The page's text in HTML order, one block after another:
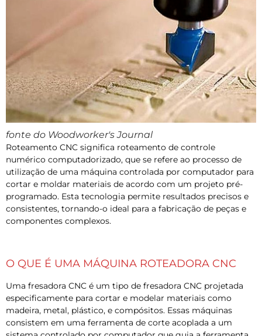
fonte do Woodworker's Journal
Roteamento CNC significa roteamento de controle
numérico computadorizado, que se refere ao processo de
utilização de uma máquina controlada por computador para
cortar e moldar materiais de acordo com um projeto pré-
programado. Esta tecnologia permite resultados precisos e
consistentes, tornando-o ideal para a fabricação de peças e
componentes complexos.
O QUE É UMA MÁQUINA ROTEADORA CNC
Uma fresadora CNC é um tipo de fresadora CNC projetada
especificamente para cortar e modelar materiais como
madeira, metal, plástico, e compósitos. Essas máquinas
consistem em uma ferramenta de corte acoplada a um